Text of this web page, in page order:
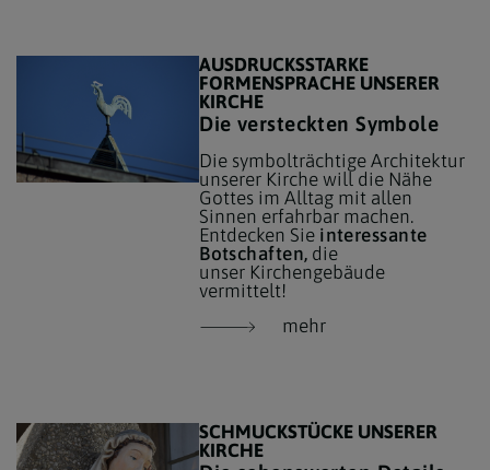
AUSDRUCKSSTARKE
FORMENSPRACHE UNSERER
KIRCHE
Die versteckten Symbole
Die symbolträchtige Architektur
unserer Kirche will die Nähe
Gottes im Alltag mit allen
Sinnen erfahrbar machen.
Entdecken Sie interessante
Botschaften, die
unser Kirchengebäude
vermittelt!
mehr
SCHMUCKSTÜCKE UNSERER
KIRCHE